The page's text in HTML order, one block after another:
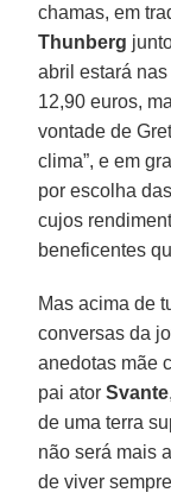
chamas, em
Thunberg
abril estará
12,90 euros,
vontade de
clima”, e em
por escolha das
cujos
beneficentes
Mas acima de
conversas da
anedotas mãe
pai atorSvante
de uma terra
não será mais
de viver